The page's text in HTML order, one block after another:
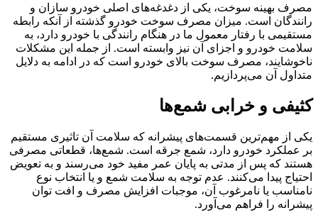
مصرف بهینه سوخت، یکی از دغدغه‌های اصلی خودرو سازان و
رانندگان است. میزان مصرف سوخت خودرو گذشته از آنکه رابطه
مستقیمی با رفتار معمول ما در هنگام رانندگی با خودرو دارد، به
سلامت خودرو و اجزای آن نیز وابسته است. از جمله این مشکلات
ناخوشایند، مصرف سوخت بالای خودرو است که در ادامه به دلایل
متداول آن می‌پردازیم.
کثیفی و خرابی شمع‌ها
یکی از مهم‌ترین قسمت‌های پیشرانه که سلامت آن تاثیری مستقیم
بر عملکرد خودرو دارد، شمع جرقه است. شمع‌ها، قطعاتی مصرفی
هستند که پس از مدتی به پایان عمر مفید خود می‌رسند و به تعویض
احتیاج پیدا می‌کنند. عدم توجه به سلامت شمع و یا انتخاب نوع
نامناسب یا نامرغوب آن، موجبات افزایش مصرف و افت توان
پیشرانه را فراهم می‌آورد.